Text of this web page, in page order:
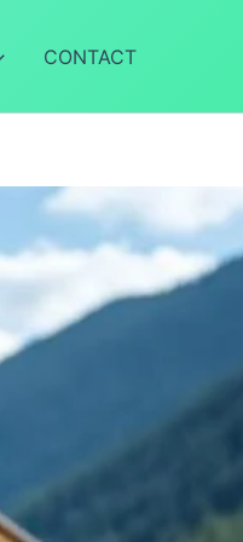
CONTACT